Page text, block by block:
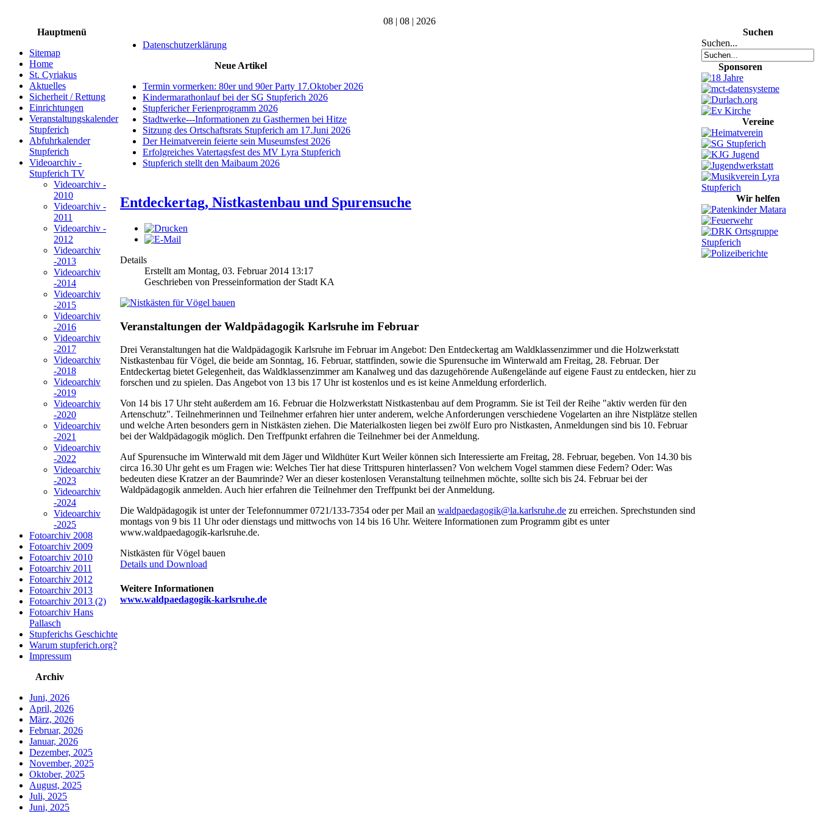
08 | 08 | 2026
Hauptmenü
Sitemap
Home
St. Cyriakus
Aktuelles
Sicherheit / Rettung
Einrichtungen
Veranstaltungskalender
Stupferich
Abfuhrkalender
Stupferich
Videoarchiv -
Stupferich TV
Videoarchiv -
2010
Videoarchiv -
2011
Videoarchiv -
2012
Videoarchiv
-2013
Videoarchiv
-2014
Videoarchiv
-2015
Videoarchiv
-2016
Videoarchiv
-2017
Videoarchiv
-2018
Videoarchiv
-2019
Videoarchiv
-2020
Videoarchiv
-2021
Videoarchiv
-2022
Videoarchiv
-2023
Videoarchiv
-2024
Videoarchiv
-2025
Fotoarchiv 2008
Fotoarchiv 2009
Fotoarchiv 2010
Fotoarchiv 2011
Fotoarchiv 2012
Fotoarchiv 2013
Fotoarchiv 2013 (2)
Fotoarchiv Hans
Pallasch
Stupferichs Geschichte
Warum stupferich.org?
Impressum
Archiv
Juni, 2026
April, 2026
März, 2026
Februar, 2026
Januar, 2026
Dezember, 2025
November, 2025
Oktober, 2025
August, 2025
Juli, 2025
Juni, 2025
Datenschutzerklärung
Neue Artikel
Termin vormerken: 80er und 90er Party 17.Oktober 2026
Kindermarathonlauf bei der SG Stupferich 2026
Stupfericher Ferienprogramm 2026
Stadtwerke---Informationen zu Gasthermen bei Hitze
Sitzung des Ortschaftsrats Stupferich am 17.Juni 2026
Der Heimatverein feierte sein Museumsfest 2026
Erfolgreiches Vatertagsfest des MV Lyra Stupferich
Stupferich stellt den Maibaum 2026
Entdeckertag, Nistkastenbau und Spurensuche
Details
Erstellt am Montag, 03. Februar 2014 13:17
Geschrieben von Presseinformation der Stadt KA
Veranstaltungen der Waldpädagogik Karlsruhe im Februar
Drei Veranstaltungen hat die Waldpädagogik Karlsruhe im Februar im Angebot: Den Entdeckertag am Waldklassenzimmer und die Holzwerkstatt
Nistkastenbau für Vögel, die beide am Sonntag, 16. Februar, stattfinden, sowie die Spurensuche im Winterwald am Freitag, 28. Februar. Der
Entdeckertag bietet Gelegenheit, das Waldklassenzimmer am Kanalweg und das dazugehörende Außengelände auf eigene Faust zu entdecken, hier zu
forschen und zu spielen. Das Angebot von 13 bis 17 Uhr ist kostenlos und es ist keine Anmeldung erforderlich.
Von 14 bis 17 Uhr steht außerdem am 16. Februar die Holzwerkstatt Nistkastenbau auf dem Programm. Sie ist Teil der Reihe "aktiv werden für den
Artenschutz". Teilnehmerinnen und Teilnehmer erfahren hier unter anderem, welche Anforderungen verschiedene Vogelarten an ihre Nistplätze stellen
und welche Arten besonders gern in Nistkästen ziehen. Die Materialkosten liegen bei zwölf Euro pro Nistkasten, Anmeldungen sind bis 10. Februar
bei der Waldpädagogik möglich. Den Treffpunkt erfahren die Teilnehmer bei der Anmeldung.
Auf Spurensuche im Winterwald mit dem Jäger und Wildhüter Kurt Weiler können sich Interessierte am Freitag, 28. Februar, begeben. Von 14.30 bis
circa 16.30 Uhr geht es um Fragen wie: Welches Tier hat diese Trittspuren hinterlassen? Von welchem Vogel stammen diese Federn? Oder: Was
bedeuten diese Kratzer an der Baumrinde? Wer an dieser kostenlosen Veranstaltung teilnehmen möchte, sollte sich bis 24. Februar bei der
Waldpädagogik anmelden. Auch hier erfahren die Teilnehmer den Treffpunkt bei der Anmeldung.
Die Waldpädagogik ist unter der Telefonnummer 0721/133-7354 oder per Mail an waldpaedagogik@la.karlsruhe.de zu erreichen. Sprechstunden sind
montags von 9 bis 11 Uhr oder dienstags und mittwochs von 14 bis 16 Uhr. Weitere Informationen zum Programm gibt es unter
www.waldpaedagogik-karlsruhe.de.
Nistkästen für Vögel bauen
Details und Download
Weitere Informationen
www.waldpaedagogik-karlsruhe.de
Suchen
Suchen...
Sponsoren
Vereine
Wir helfen